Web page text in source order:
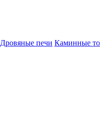
Дровяные печи Каминные